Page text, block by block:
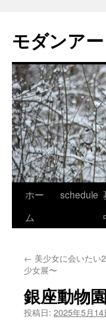
モダンア
ン
へ
ホー
ム
schedule
← 美少女に会いたい
少女展〜
銀座動物
投稿日: 2025年5月14